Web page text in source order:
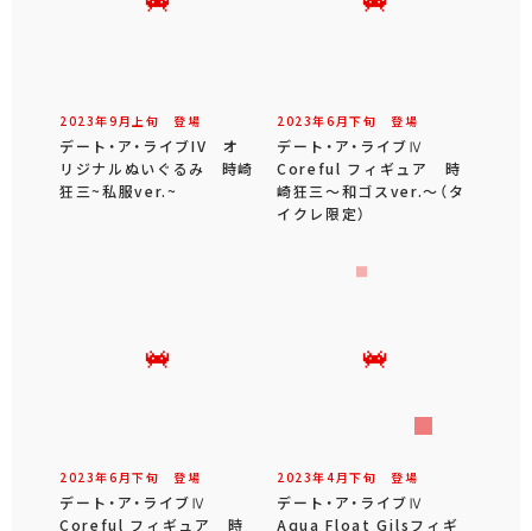
2023年9 月 上旬 登場
デート・ア・ライブIV オ
リジナルぬいぐるみ 時崎
狂三~私服ver.~
2023年6 月下旬 登場
デート・ア・ライブⅣ
Coreful フィギュア 時
崎狂三～和ゴスver.～（タ
イクレ限定）
2023年6 月下旬 登場
デート・ア・ライブⅣ
Coreful フィギュア 時
2023年4 月下旬 登場
デート・ア・ライブⅣ
Aqua Float Gilsフィギ